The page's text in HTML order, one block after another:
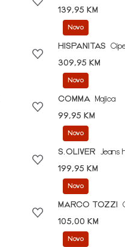
139,95 KM
Novo
HISPANITAS
309,95 KM
Novo
COMMA
Majica
99,95 KM
Novo
S.OLIVER
Jeans
199,95 KM
Novo
MARCO TOZZI
105,00 KM
Novo